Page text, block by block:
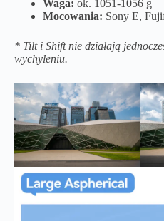
Waga: ok. 1051-1056 g
Mocowania: Sony E,
* Tilt i Shift nie działają
wychyleniu.